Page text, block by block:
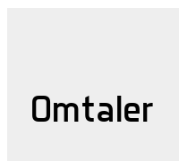
Omtaler